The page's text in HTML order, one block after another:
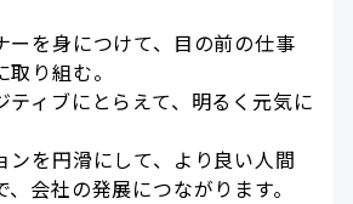
ーを身につけて、目の前の仕事
り組む。
ティブにとらえて、明るく元気に
ンを円滑にして、より良い人間
会社の発展につながります。